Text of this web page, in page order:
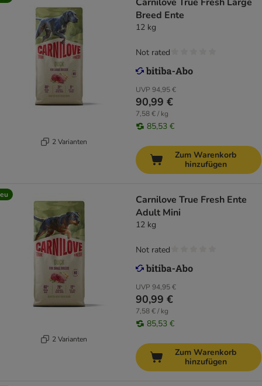
2 Varianten
Breed Ente
12 kg
UVP 94,95 €
90,99 €
7,58 € / kg
85,53 €
Not rated
Zum Warenkorb
hinzufügen
2 Varianten
Carnilove True Fresh Ente
Adult Mini
12 kg
UVP 94,95 €
90,99 €
7,58 € / kg
85,53 €
Not rated
Zum Warenkorb
hinzufügen